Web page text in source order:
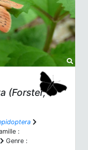
(Forster,
:
Genre :